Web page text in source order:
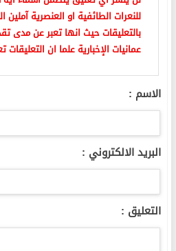
للنعرات الطائفية او العنصرية
بالتعليقات حيث انها تعبر عن مدى
عمانيات الإخبارية علما ان
الاسم :
البريد الالكتروني :
التعليق :